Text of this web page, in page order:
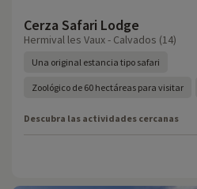
Cerza Safari Lodge
Hermival les Vaux - Calvados (14)
Una original estancia tipo safari
Zoológico de 60 hectáreas para visitar
Descubra las actividades cercanas